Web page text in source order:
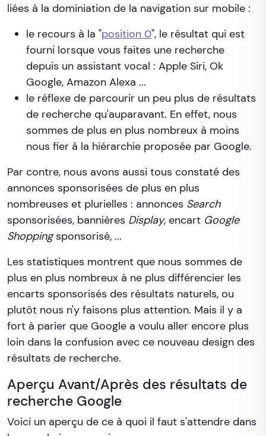
liées à la dominiation de la navigation sur mobile :
le recours à la "position 0", le résultat qui est
fourni lorsque vous faites une recherche
depuis un assistant vocal : Apple Siri, Ok
Google, Amazon Alexa ...
le réflexe de parcourir un peu plus de résultats
de recherche qu'auparavant. En effet, nous
sommes de plus en plus nombreux à moins
nous fier à la hiérarchie proposée par Google.
Par contre, nous avons aussi tous constaté des
annonces sponsorisées de plus en plus
nombreuses et plurielles : annonces Search
sponsorisées, bannières Display, encart Google
Shoppingsponsorisé, ...
Les statistiques montrent que nous sommes de
plus en plus nombreux à ne plus différencier les
encarts sponsorisés des résultats naturels, ou
plutôt nous n'y faisons plus attention. Mais il y a
fort à parier que Google a voulu aller encore plus
loin dans la confusion avec ce nouveau design des
résultats de recherche.
Aperçu Avant/Après des résultats de
recherche Google
Voici un aperçu de ce à quoi il faut s'attendre dans